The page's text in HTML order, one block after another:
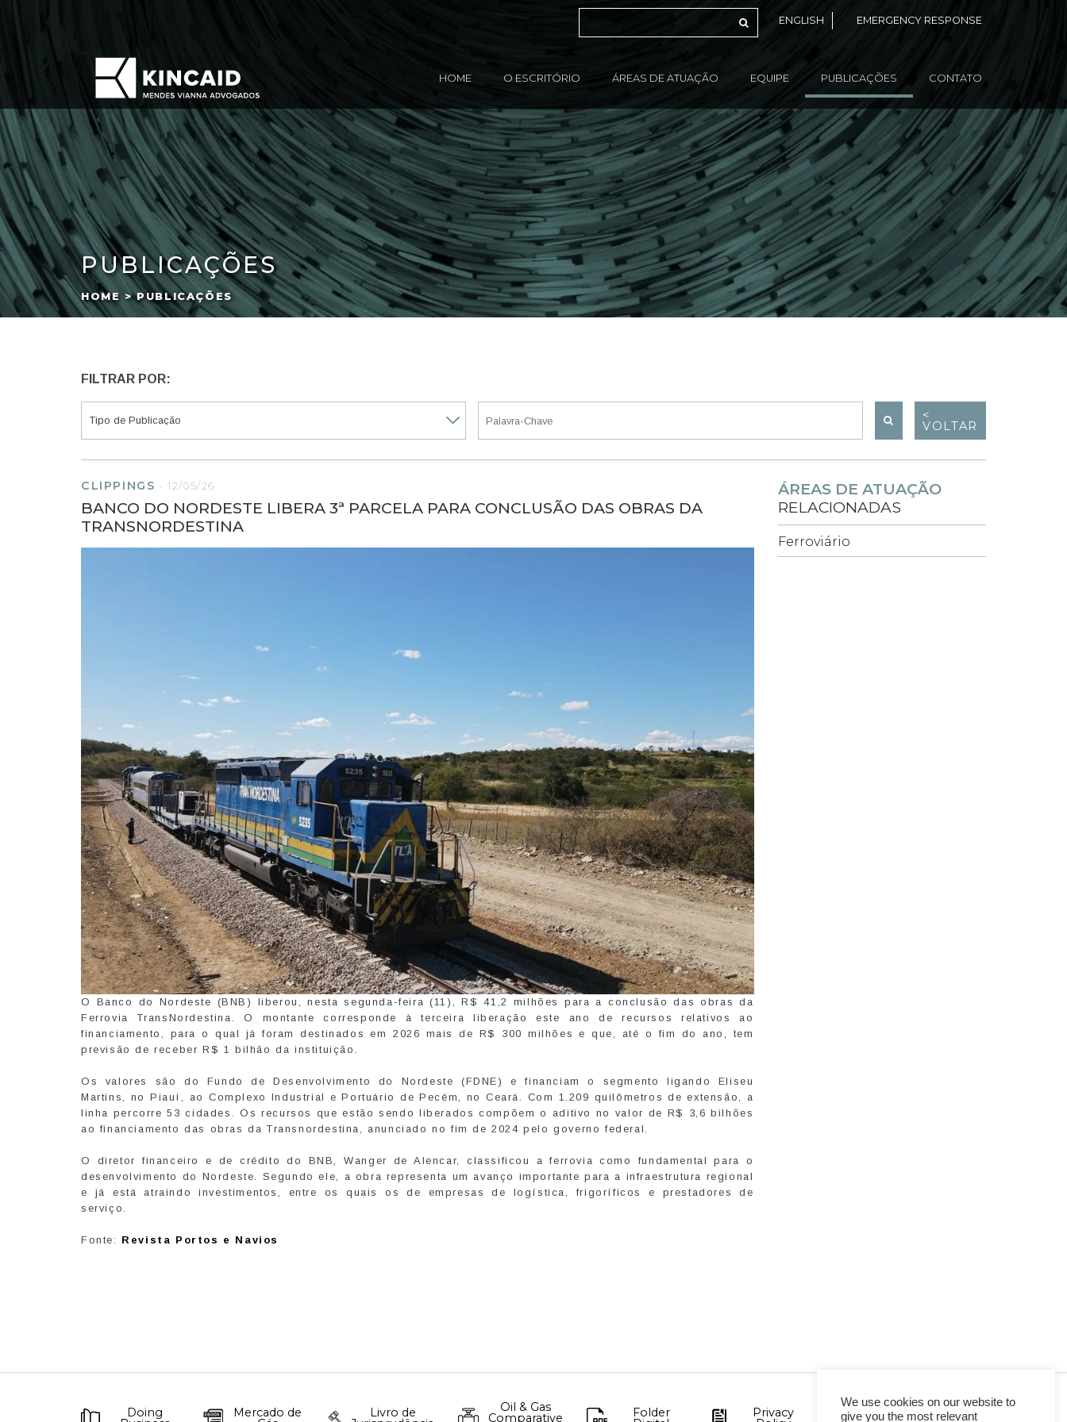
ENGLISH EMERGENCY RESPONSE
HOME O ESCRITÓRIO ÁREAS DE ATUAÇÃO EQUIPE PUBLICAÇÕES CONTATO
PUBLICAÇÕES
HOME > PUBLICAÇÕES
FILTRAR POR:
<
VOLTAR
CLIPPINGS -12/05/26
BANCO DO NORDESTE LIBERA 3ª PARCELA PARA CONCLUSÃO DAS OBRAS DA
TRANSNORDESTINA
O Banco do Nordeste (BNB) liberou, nesta segunda-feira (11), R$ 41,2 milhões para a conclusão das obras da
Ferrovia TransNordestina. O montante corresponde à terceira liberação este ano de recursos relativos ao
financiamento, para o qual já foram destinados em 2026 mais de R$ 300 milhões e que, até o fim do ano, tem
previsão de receber R$ 1 bilhão da instituição.
Os valores são do Fundo de Desenvolvimento do Nordeste (FDNE) e financiam o segmento ligando Eliseu
Martins, no Piauí, ao Complexo Industrial e Portuário de Pecém, no Ceará. Com 1.209 quilômetros de extensão, a
linha percorre 53 cidades. Os recursos que estão sendo liberados compõem o aditivo no valor de R$ 3,6 bilhões
ao financiamento das obras da Transnordestina, anunciado no fim de 2024 pelo governo federal.
O diretor financeiro e de crédito do BNB, Wanger de Alencar, classificou a ferrovia como fundamental para o
desenvolvimento do Nordeste. Segundo ele, a obra representa um avanço importante para a infraestrutura regional
e já está atraindo investimentos, entre os quais os de empresas de logística, frigoríficos e prestadores de
serviço.
Fonte: Revista Portos e Navios
ÁREAS DE ATUAÇÃO
RELACIONADAS
Ferroviário
Doing Mercado de Livro de Oil & Gas
Comparative Folder Privacy
We use cookies on our website to
give you the most relevant